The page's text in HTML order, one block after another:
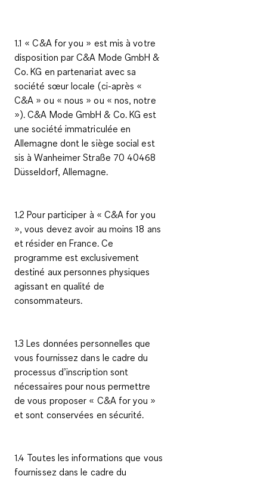
1.1 « C&A for you » est mis à votre
disposition par C&A Mode GmbH &
Co. KG en partenariat avec sa
société sœur locale (ci-après «
C&A » ou « nous » ou « nos, notre
»). C&A Mode GmbH & Co. KG est
une société immatriculée en
Allemagne dont le siège social est
sis à Wanheimer Straße 70 40468
Düsseldorf, Allemagne.
1.2 Pour participer à « C&A for you
», vous devez avoir au moins 18 ans
et résider en France. Ce
programme est exclusivement
destiné aux personnes physiques
agissant en qualité de
consommateurs.
1.3 Les données personnelles que
vous fournissez dans le cadre du
processus d’inscription sont
nécessaires pour nous permettre
de vous proposer « C&A for you »
et sont conservées en sécurité.
1.4 Toutes les informations que vous
fournissez dans le cadre du